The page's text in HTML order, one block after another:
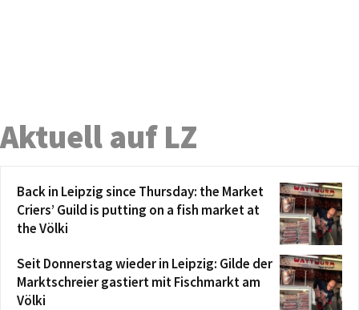
Aktuell auf LZ
Back in Leipzig since Thursday: the Market
Criers’ Guild is putting on a fish market at
the Völki
Seit Donnerstag wieder in Leipzig: Gilde der
Marktschreier gastiert mit Fischmarkt am
Völki